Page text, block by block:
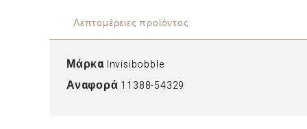
Λεπτομέρειες προϊόντος
Μάρκα Invisibobble
Αναφορά 11388-54329